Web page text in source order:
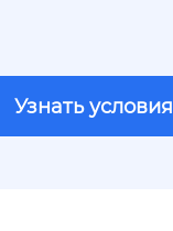
Узнать условия